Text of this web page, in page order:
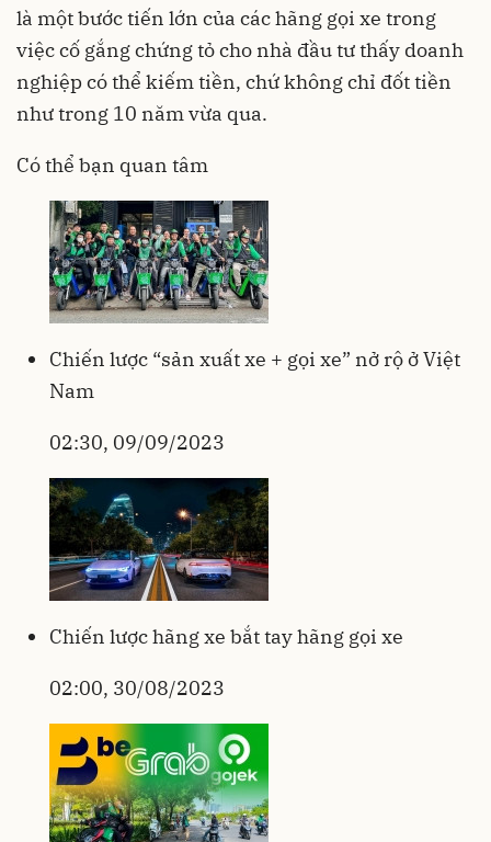
là một bước tiến lớn của các hãng gọi xe trong
việc cố gắng chứng tỏ cho nhà đầu tư thấy doanh
nghiệp có thể kiếm tiền, chứ không chỉ đốt tiền
như trong 10 năm vừa qua.
Có thể bạn quan tâm
Chiến lược “sản xuất xe + gọi xe” nở rộ ở Việt
Nam
02:30, 09/09/2023
Chiến lược hãng xe bắt tay hãng gọi xe
02:00, 30/08/2023